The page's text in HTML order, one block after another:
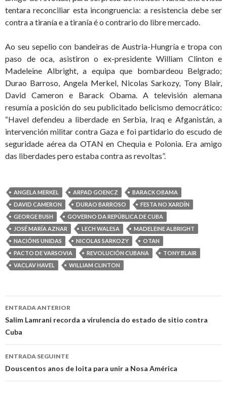
tentara reconciliar esta incongruencia: a resistencia debe ser
contra a tiranía e a tiranía é o contrario do libre mercado.
Ao seu sepelio con bandeiras de Austria-Hungría e tropa con
paso de oca, asistiron o ex-presidente William Clinton e
Madeleine Albright, a equipa que bombardeou Belgrado;
Durao Barroso, Angela Merkel, Nicolas Sarkozy, Tony Blair,
David Cameron e Barack Obama. A televisión alemana
resumía a posición do seu publicitado belicismo democrático:
“Havel defendeu a liberdade en Serbia, Iraq e Afganistán, a
intervención militar contra Gaza e foi partidario do escudo de
seguridade aérea da OTAN en Chequia e Polonia. Era amigo
das liberdades pero estaba contra as revoltas”.
ANGELA MERKEL ARPAD GOENCZ
BARACK OBAMA
DAVID CAMERON
DURAO BARROSO
FESTA NO XARDÍN
GEORGE BUSH
GOVERNO DA REPÚBLICA DE CUBA
JOSÉ MARÍA AZNAR
LECH WALESA
MADELEINE ALBRIGHT
NACIÓNS UNIDAS
NICOLAS SARKOZY
OTAN
PACTO DE VARSOVIA
REVOLUCIÓN CUBANA
TONY BLAIR
VACLAV HAVEL
WILLIAM CLINTON
Ir
a
entrada
ENTRADA ANTERIOR
Salim Lamrani recorda a virulencia do estado de sitio contra
Cuba
ENTRADA SEGUINTE
Douscentos anos de loita para unir a Nosa América